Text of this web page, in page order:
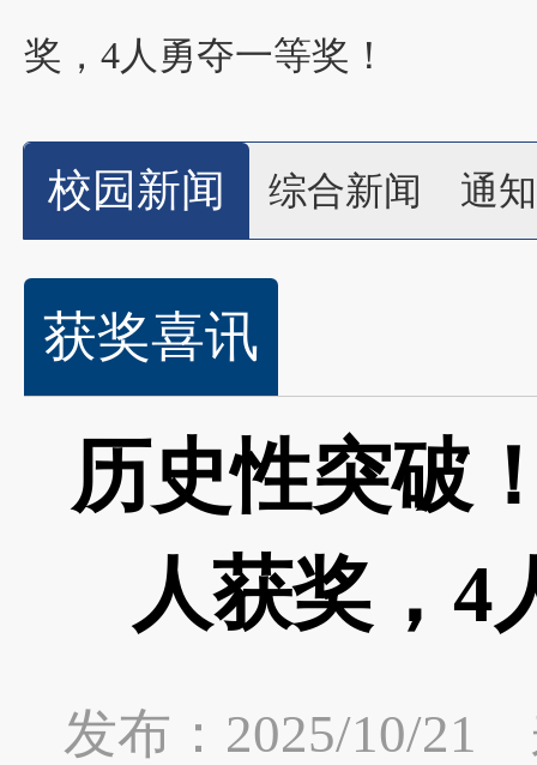
奖，4人勇夺一等奖！
校园新闻 综合新闻 通
获奖喜讯
历史性突破
人获奖，4
发布：2025/10/